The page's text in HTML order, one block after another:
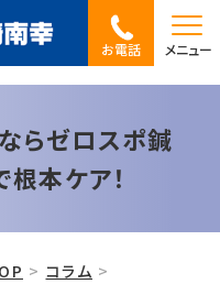
お電話 メニュー
らゼロスポ鍼
本ケア！
コラム